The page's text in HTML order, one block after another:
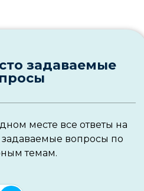
задаваемые
месте все ответы на
задаваемые вопросы по
темам.